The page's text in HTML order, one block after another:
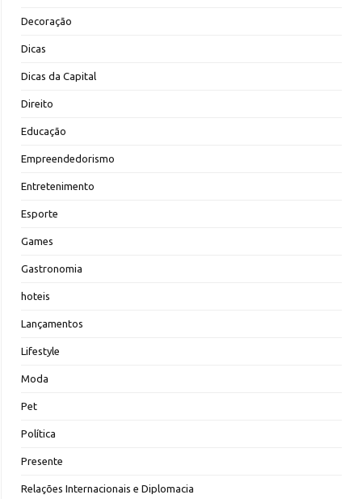
Decoração
Dicas
Dicas da Capital
Direito
Educação
Empreendedorismo
Entretenimento
Esporte
Games
Gastronomia
hoteis
Lançamentos
Lifestyle
Moda
Pet
Política
Presente
Relações Internacionais e Diplomacia